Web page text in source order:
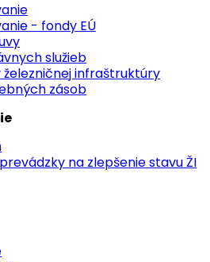
- fondy EÚ
služieb
infraštruktúry
zásob
na zlepšenie stavu ŽI